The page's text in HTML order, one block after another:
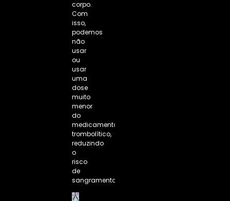
corpo.
Com
isso,
podemos
não
usar
ou
usar
uma
dose
muito
menor
do
medicamento
trombolítico,
reduzindo
o
risco
de
sangramento.